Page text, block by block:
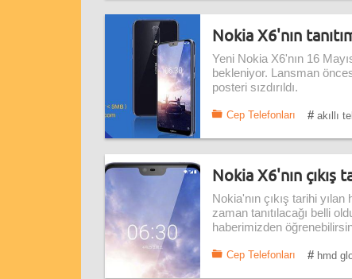
Nokia X6'nın
Yeni Nokia X6'nın 16
bekleniyor. Lansman
posteri sızdırıldı.
Cep Telefonları # akıllı
Nokia X6'nın
Nokia'nın çıkış tarihi
zaman tanıtılacağı belli
haberimizden
Cep Telefonları # hmd